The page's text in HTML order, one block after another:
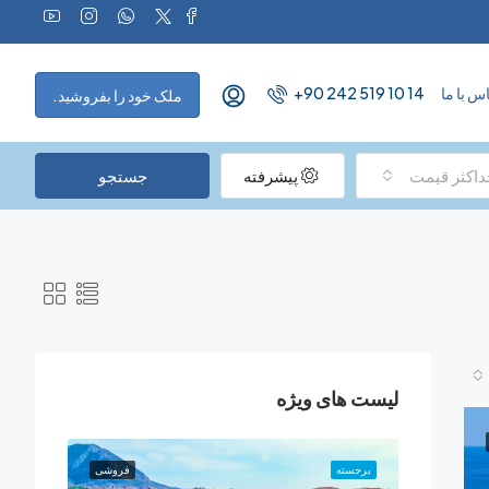
با ما +90 242 519 10 14 ملک خود را بفروشید.
قیمت پیشرفته جستجو
لیست های ویژه
فروشی برجسته